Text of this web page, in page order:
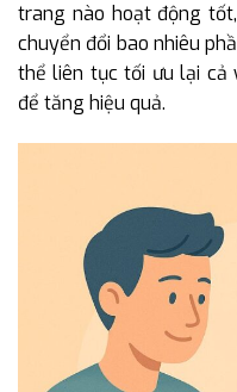
trang nào hoạt động
chuyển đổi bao nhiêu
thể liên tục tối ưu lại cả
để tăng hiệu quả.